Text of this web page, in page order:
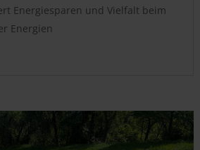
Energiesparen und Vielfalt beim
Energien